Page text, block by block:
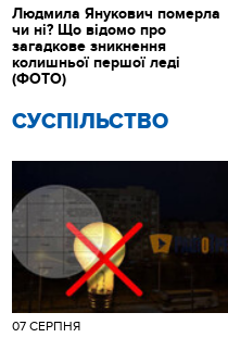
CУСПІЛЬСТВО
07 СЕРПНЯ
Людмила Янукович померла
чи ні? Що відомо про
загадкове зникнення
колишньої першої леді
(ФОТО)